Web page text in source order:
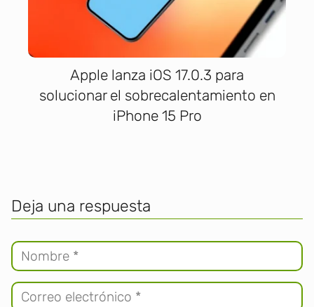
Apple lanza iOS 17.0.3 para
solucionar el sobrecalentamiento en
iPhone 15 Pro
Deja una respuesta